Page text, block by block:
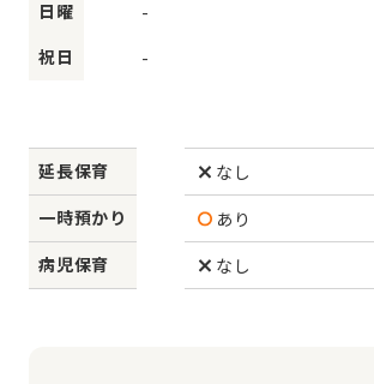
日曜
-
祝日
-
延長保育
なし
一時預かり
あり
病児保育
なし